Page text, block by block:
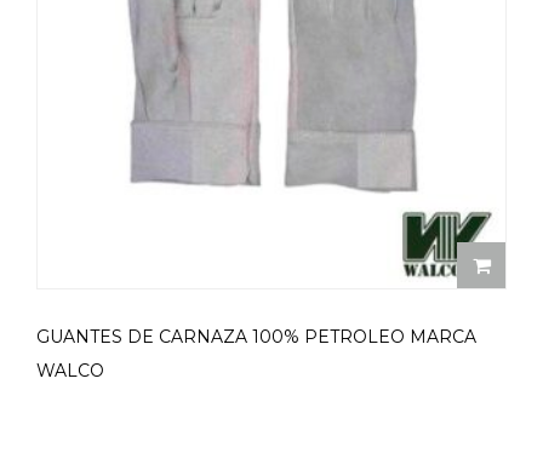
GUANTES DE CARNAZA 100% PETROLEO MARCA
WALCO